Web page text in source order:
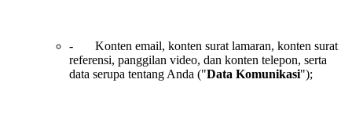
- Konten email, konten surat lamaran, konten surat
referensi, panggilan video, dan konten telepon, serta
data serupa tentang Anda ("Data Komunikasi");